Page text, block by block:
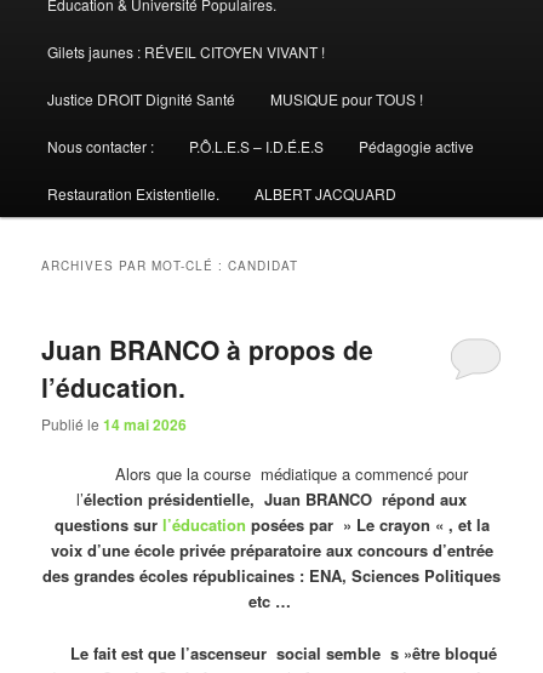
Gilets jaunes : RÉVEIL CITOYEN VIVANT !
Justice DROIT Dignité Santé MUSIQUE pour TOUS !
Nous contacter : P.Ô.L.E.S – I.D.É.E.S Pédagogie active
Restauration Existentielle. ALBERT JACQUARD
ARCHIVES PAR MOT-CLÉ :CANDIDAT
Juan BRANCO à propos de
l’éducation.
Publié le14 mai 2026
Alors que la course médiatique a commencé pour
l’élection présidentielle, Juan BRANCO répond aux
questions sur l’éducation posées par » Le crayon « , et la
voix d’une école privée préparatoire aux concours d’entrée
des grandes écoles républicaines : ENA, Sciences Politiques
etc …
Le fait est que l’ascenseur social semble s »être bloqué